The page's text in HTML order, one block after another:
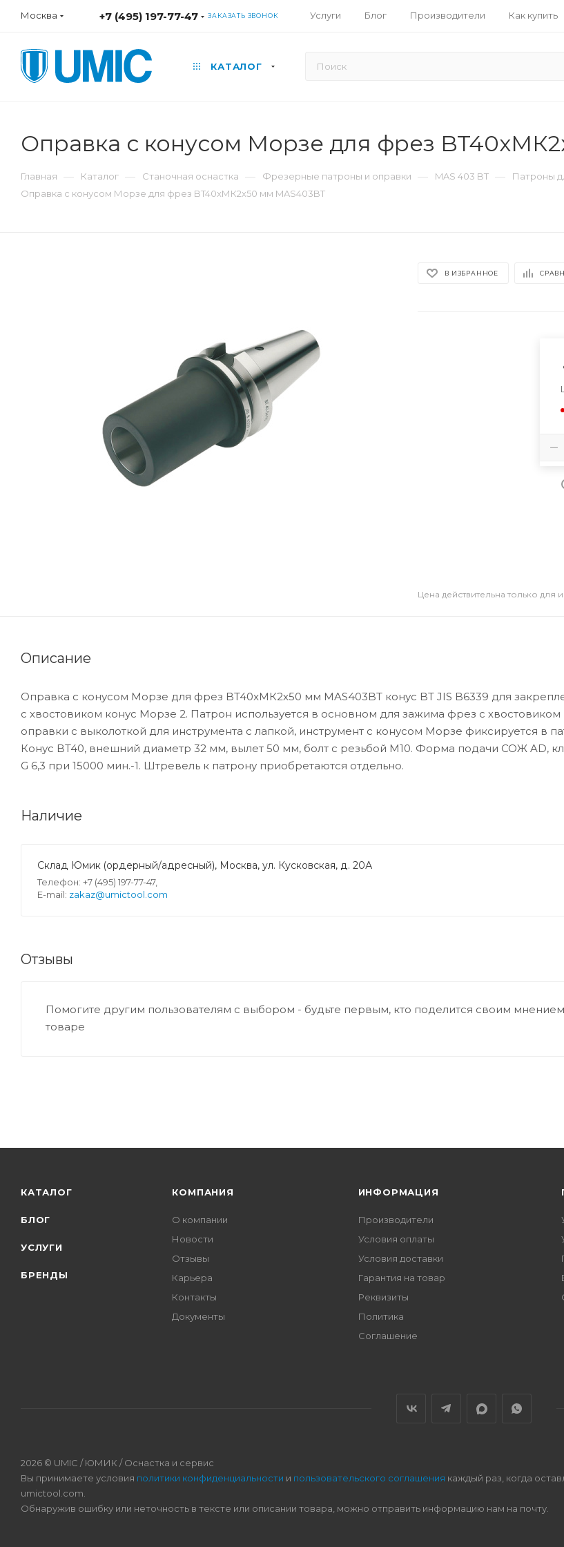
Москва +7 (495) 197-77-47 ЗАКАЗАТЬ ЗВОНОК Услуги Блог Производители Как купить
КАТАЛОГ
Оправка с конусом Морзе для фрез
Главная — Каталог — Станочная оснастка — Фрезерные патроны и оправки — MAS 403 BT — Патроны
Оправка с конусом Морзе для фрез BT40xМК2х50 мм MAS403BT
В ИЗБРАННОЕ
Цена действительна только для
Описание
Оправка с конусом Морзе для фрез BT40xМК2х50 мм MAS403BT конус BT JIS B6339 для
с хвостовиком конус Морзе 2. Патрон используется в основном для зажима фрез с
оправки с выколоткой для инструмента с лапкой, инструмент с конусом Морзе фиксируется в
Конус BT40, внешний диаметр 32 мм, вылет 50 мм, болт с резьбой M10. Форма подачи СОЖ AD,
G 6,3 при 15000 мин.-1. Штревель к патрону приобретаются отдельно.
Наличие
Склад Юмик (ордерный/адресный), Москва, ул. Кусковская, д. 20А
Телефон: +7 (495) 197-77-47,
E-mail: zakaz@umictool.com
Отзывы
Помогите другим пользователям с выбором - будьте первым, кто поделится своим
товаре
КАТАЛОГ
БЛОГ
УСЛУГИ
БРЕНДЫ
КОМПАНИЯ
О компании
Новости
Отзывы
Карьера
Контакты
Документы
ИНФОРМАЦИЯ
Производители
Условия оплаты
Условия доставки
Гарантия на товар
Реквизиты
Политика
Соглашение
2026 © UMIC / ЮМИК / Оснастка и сервис
Вы принимаете условия политики конфиденциальности и пользовательского соглашения каждый раз, когда
umictool.com.
Обнаружив ошибку или неточность в тексте или описании товара, можно отправить информацию нам на почту.